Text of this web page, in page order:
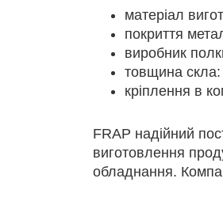
матеріал
покриття
виробник
товщина
кріплення в
FRAP надійний
виготовлення
обладнання.